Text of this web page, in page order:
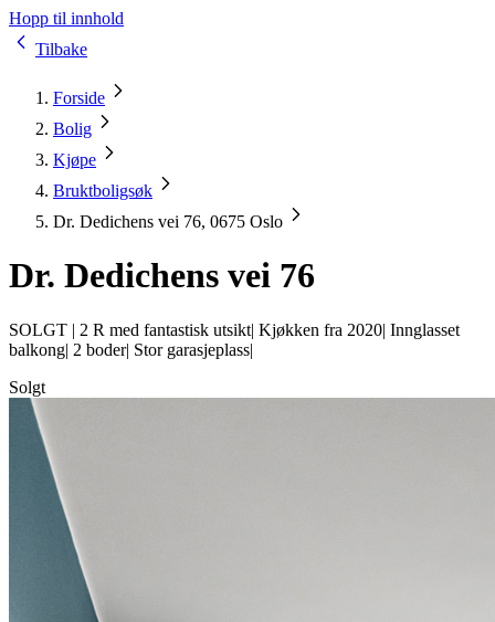
Hopp til innhold
Tilbake
Forside
Bolig
Kjøpe
Bruktboligsøk
Dr. Dedichens vei 76, 0675 Oslo
Dr. Dedichens vei 76
SOLGT | 2 R med fantastisk utsikt| Kjøkken fra 2020| Innglasset
balkong| 2 boder| Stor garasjeplass|
Solgt